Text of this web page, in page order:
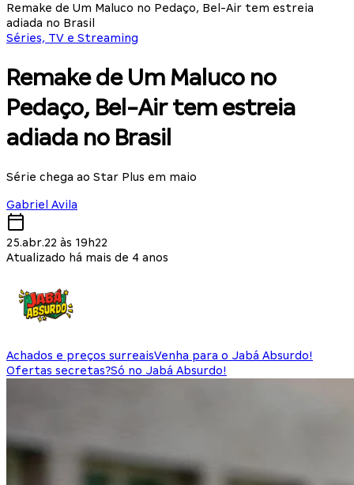
Remake de Um Maluco no Pedaço, Bel-Air tem estreia
adiada no Brasil
Séries, TV e Streaming
Remake de Um Maluco no
Pedaço, Bel-Air tem estreia
adiada no Brasil
Série chega ao Star Plus em maio
Gabriel Avila
25.abr.22 às 19h22
Atualizado há mais de 4 anos
Achados e preços surreaisVenha para o Jabá Absurdo!
Ofertas secretas?Só no Jabá Absurdo!